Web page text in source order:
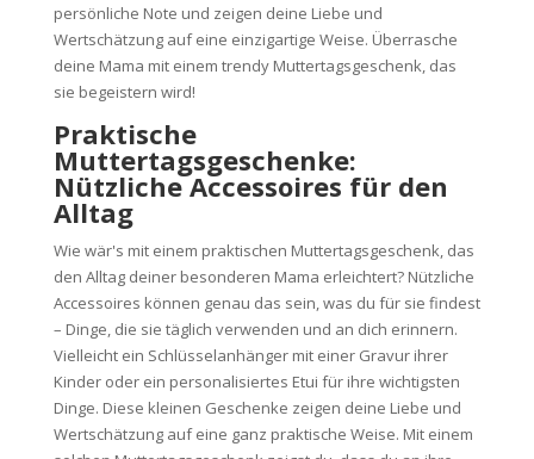
persönliche Note und zeigen deine Liebe und
Wertschätzung auf eine einzigartige Weise. Überrasche
deine Mama mit einem trendy Muttertagsgeschenk, das
sie begeistern wird!
Praktische
Muttertagsgeschenke:
Nützliche Accessoires für den
Alltag
Wie wär's mit einem praktischen Muttertagsgeschenk, das
den Alltag deiner besonderen Mama erleichtert? Nützliche
Accessoires können genau das sein, was du für sie findest
– Dinge, die sie täglich verwenden und an dich erinnern.
Vielleicht ein Schlüsselanhänger mit einer Gravur ihrer
Kinder oder ein personalisiertes Etui für ihre wichtigsten
Dinge. Diese kleinen Geschenke zeigen deine Liebe und
Wertschätzung auf eine ganz praktische Weise. Mit einem